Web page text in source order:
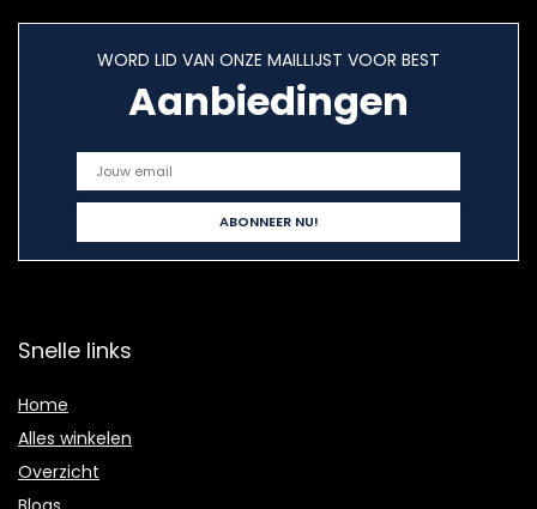
WORD LID VAN ONZE MAILLIJST VOOR BEST
Aanbiedingen
Snelle links
Home
Alles winkelen
Overzicht